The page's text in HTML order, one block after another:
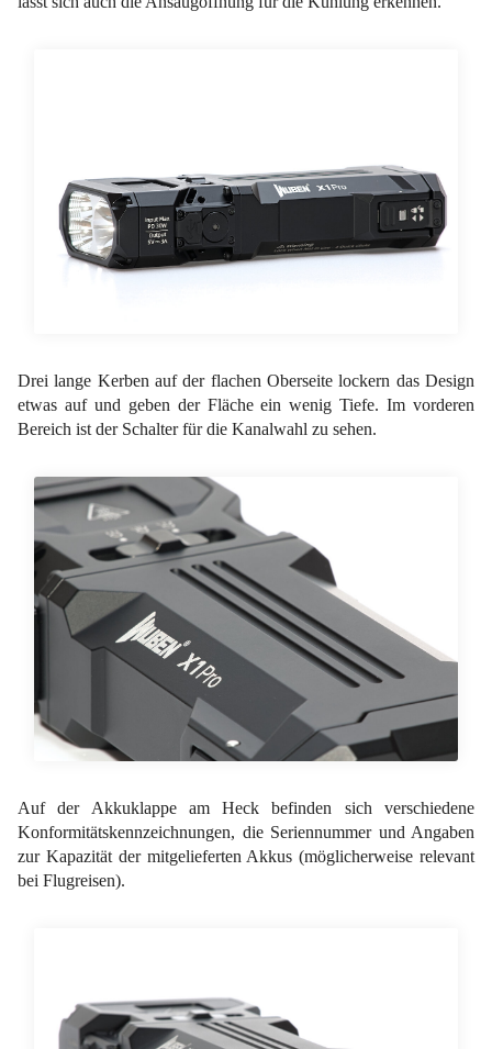
Drei lange Kerben auf der flachen Oberseite lockern das Design
etwas auf und geben der Fläche ein wenig Tiefe. Im vorderen
Bereich ist der Schalter für die Kanalwahl zu sehen.
Auf der Akkuklappe am Heck befinden sich verschiedene
Konformitätskennzeichnungen, die Seriennummer und Angaben
zur Kapazität der mitgelieferten Akkus (möglicherweise relevant
bei Flugreisen).